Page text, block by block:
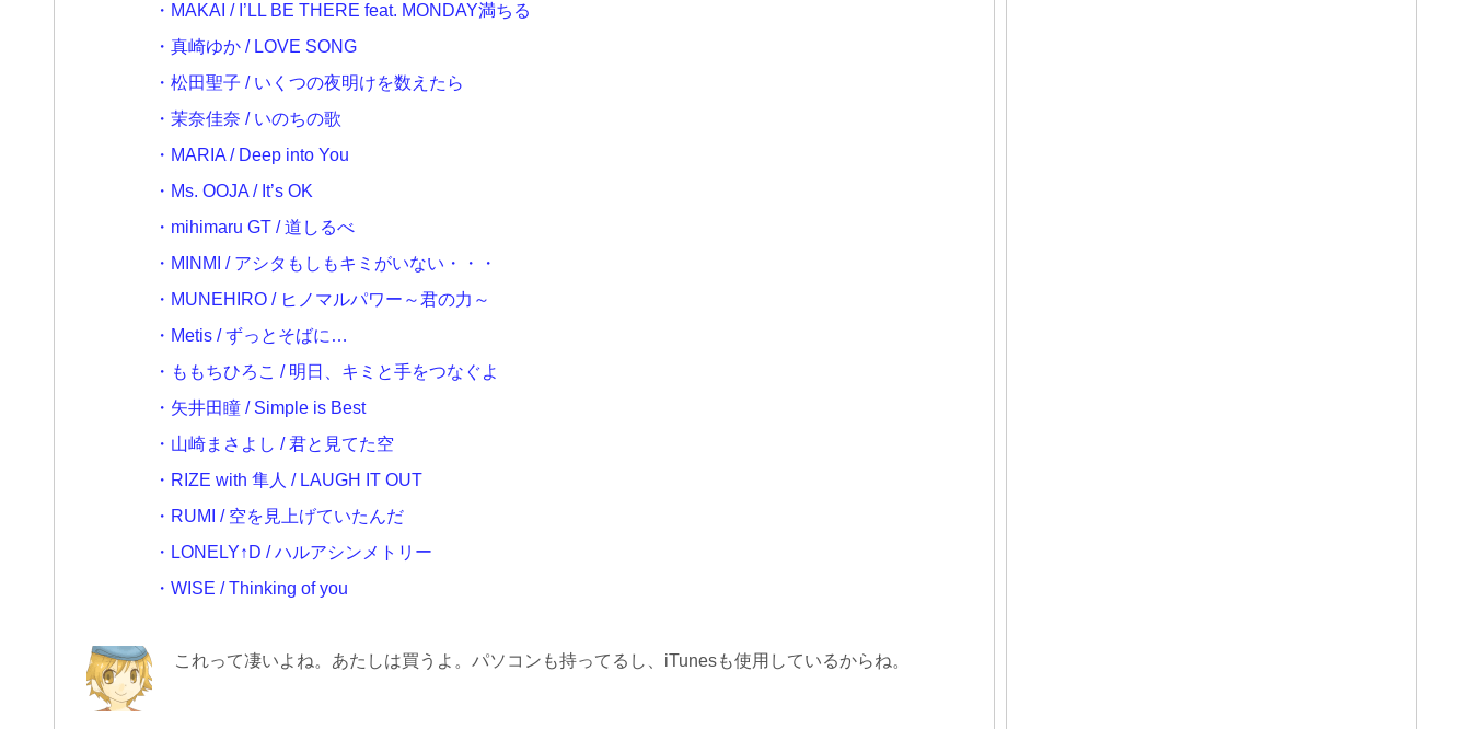
・MAKAI / I’LL BE THERE feat. MONDAY満ちる
・真崎ゆか / LOVE SONG
・松田聖子 / いくつの夜明けを数えたら
・茉奈佳奈 / いのちの歌
・MARIA / Deep into You
・Ms. OOJA / It’s OK
・mihimaru GT / 道しるべ
・MINMI / アシタもしもキミがいない・・・
・MUNEHIRO / ヒノマルパワー～君の力～
・Metis / ずっとそばに…
・ももちひろこ / 明日、キミと手をつなぐよ
・矢井田瞳 / Simple is Best
・山崎まさよし / 君と見てた空
・RIZE with 隼人 / LAUGH IT OUT
・RUMI / 空を見上げていたんだ
・LONELY↑D / ハルアシンメトリー
・WISE / Thinking of you
これって凄いよね。あたしは買うよ。パソコンも持ってるし、iTunesも使用しているからね。